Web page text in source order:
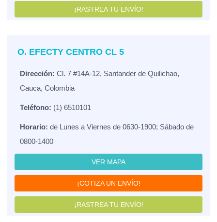
¡RASTREA TU ENVÍO!
O. EFECTY CENTRO CL 5
Dirección: Cl. 7 #14A-12, Santander de Quilichao,
Cauca, Colombia
Teléfono: (1) 6510101
Horario: de Lunes a Viernes de 0630-1900; Sábado de
0800-1400
VER MAPA
¡COTIZA UN ENVÍO!
¡RASTREA TU ENVÍO!